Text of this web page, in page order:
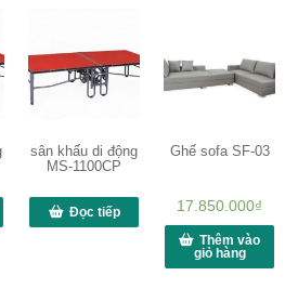
sân khấu di động
MS-1100CP
Đọc tiếp
Ghế sofa SF-03
17.850.000₫
Thêm vào
giỏ hàng